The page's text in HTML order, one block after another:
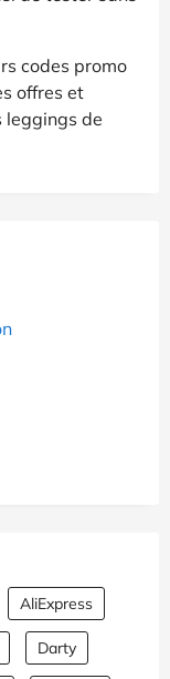
codes promo
offres et
leggings de
AliExpress
Darty